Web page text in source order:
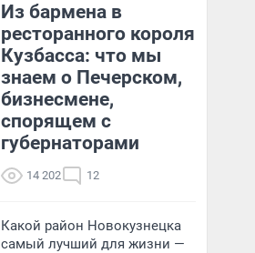
Из бармена в
ресторанного короля
Кузбасса: что мы
знаем о Печерском,
бизнесмене,
спорящем с
губернаторами
14 202 12
Какой район Новокузнецка
самый лучший для жизни —